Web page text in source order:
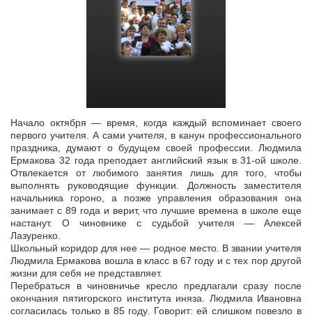
Начало октября — время, когда каждый вспоминает своего
первого учителя. А сами учителя, в канун профессионального
праздника, думают о будущем своей профессии. Людмила
Ермакова 32 года преподаетанглийский язык в 31-ой школе.
Отвлекается от любимого занятия лишь для того, чтобы
выполнять руководящие функции. Должность заместителя
начальника гороно, а позже управления образования она
занимает с 89 года и верит, что лучшие времена в школе еще
настанут. О чиновнике с судьбой учителя — Алексей
Лазуренко.
Школьный коридор для нее — родное место. В звании учителя
Людмила Ермакова вошла в класс в 67 году и с тех пор другой
жизни для себя не представляет.
Перебраться в чиновничье кресло предлагали сразу после
окончания пятигорского института иняза. Людмила Ивановна
согласилась только в 85 году. Говорит: ей слишком повезло в